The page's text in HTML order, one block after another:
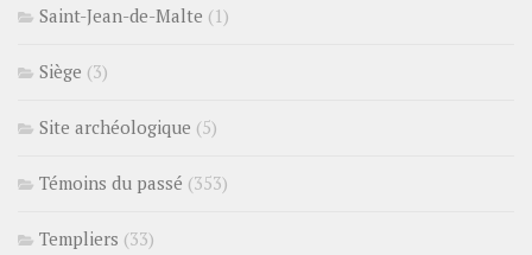
Saint-Jean-de-Malte (1)
Siège (3)
Site archéologique (5)
Témoins du passé (353)
Templiers (33)